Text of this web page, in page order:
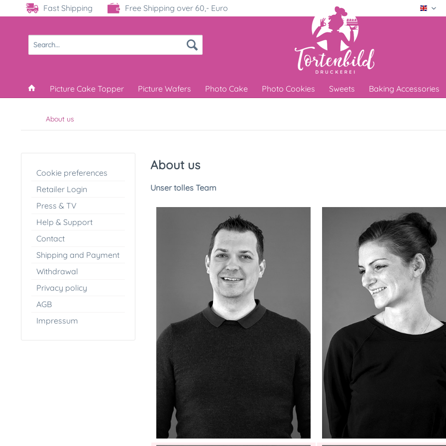
Fast Shipping Free Shipping over 60,- Euro
Picture Cake Topper Picture Wafers Photo Cake Photo Cookies Sweets Baking Accessories
About us
Cookie preferences
Retailer Login
Press & TV
Help & Support
Contact
Shipping and Payment
Withdrawal
Privacy policy
AGB
Impressum
About us
Unser tolles Team